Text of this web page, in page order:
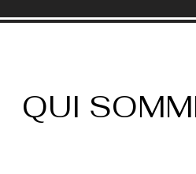
QUI